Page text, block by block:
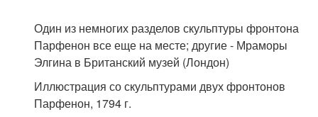
Один из немногих разделов скульптуры фронтона
Парфенон все еще на месте; другие - Мраморы
Элгина в Британский музей (Лондон)
Иллюстрация со скульптурами двух фронтонов
Парфенон, 1794 г.